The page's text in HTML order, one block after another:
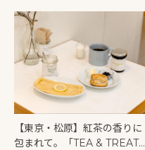
【東京・松原】紅茶の香りに
包まれて。「TEA & TREATS